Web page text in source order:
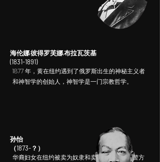
海伦娜·彼得罗芙娜·布拉瓦茨基
(1831-1891)
1877 年，黄在纽约遇到了俄罗斯出生的神秘主义者
和神智学的创始人，神智学是一门宗教哲学。
孙怡
（1873-？）
华裔妇女在纽约被卖为奴隶和卖淫，黄通过向警方